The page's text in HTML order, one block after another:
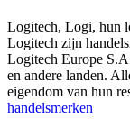
Logitech, Logi, hun
Logitech zijn
Logitech Europe
en andere landen.
eigendom van hun
handelsmerken